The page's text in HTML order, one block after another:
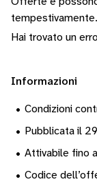
tempestivamente.
Hai trovato un
Informazioni
• Condizioni
• Pubblicata il
• Attivabile fino
• Codice